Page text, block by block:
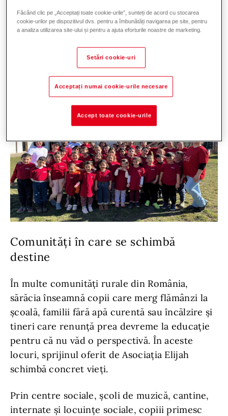
mese calde, sprijin emoțional, activități
culturale și șansa de a construi un alt viitor.
Comunități în care se schimbă
destine
În multe comunități rurale din România,
sărăcia înseamnă copii care merg flămânzi la
școală, familii fără apă curentă sau încălzire și
tineri care renunță prea devreme la educație
pentru că nu văd o perspectivă. În aceste
locuri, sprijinul oferit de Asociația Elijah
schimbă concret vieți.
Prin centre sociale, școli de muzică, cantine,
internate și locuințe sociale, copiii primesc
Făcând clic pe „Acceptați toate cookie-urile”, sunteți de acord cu stocarea
cookie-urilor pe dispozitivul dvs. pentru a îmbunătăți navigarea pe site, pentru
a analiza utilizarea site-ului și pentru a ajuta eforturile noastre de marketing.
Setări cookie-uri
Acceptați numai cookie-urile necesare
Accept toate cookie-urile